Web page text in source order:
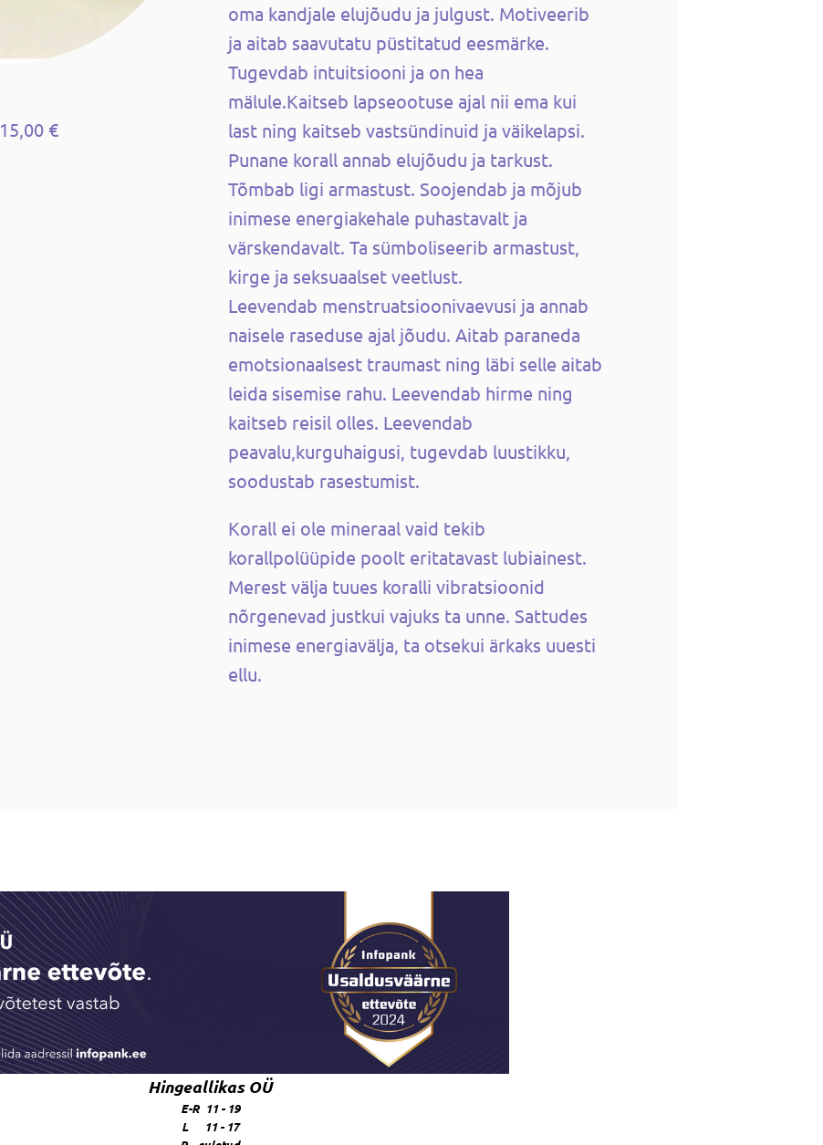
15,00 €
oma kandjale elujõudu ja julgust. Motiveerib
ja aitab saavutatu püstitatud eesmärke.
Tugevdab intuitsiooni ja on hea
mälule.Kaitseb lapseootuse ajal nii ema kui
last ning kaitseb vastsündinuid ja väikelapsi.
Punane korall annab elujõudu ja tarkust.
Tõmbab ligi armastust. Soojendab ja mõjub
inimese energiakehale puhastavalt ja
värskendavalt. Ta sümboliseerib armastust,
kirge ja seksuaalset veetlust.
Leevendab menstruatsioonivaevusi ja annab
naisele raseduse ajal jõudu. Aitab paraneda
emotsionaalsest traumast ning läbi selle aitab
leida sisemise rahu. Leevendab hirme ning
kaitseb reisil olles. Leevendab
peavalu,kurguhaigusi, tugevdab luustikku,
soodustab rasestumist.
Korall ei ole mineraal vaid tekib
korallpolüüpide poolt eritatavast lubiainest.
Merest välja tuues koralli vibratsioonid
nõrgenevad justkui vajuks ta unne. Sattudes
inimese energiavälja, ta otsekui ärkaks uuesti
ellu.
Hingeallikas OÜ
E-R 11 - 19
L 11 - 17